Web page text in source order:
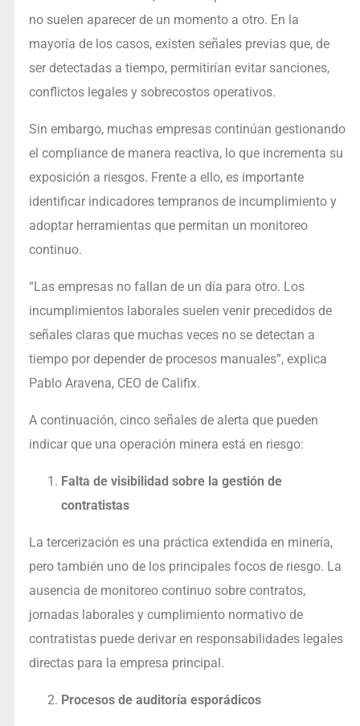
no suelen aparecer de un momento a otro. En la
mayoría de los casos, existen señales previas que, de
ser detectadas a tiempo, permitirían evitar sanciones,
conflictos legales y sobrecostos operativos.
Sin embargo, muchas empresas continúan gestionando
el compliance de manera reactiva, lo que incrementa su
exposición a riesgos. Frente a ello, es importante
identificar indicadores tempranos de incumplimiento y
adoptar herramientas que permitan un monitoreo
continuo.
“Las empresas no fallan de un día para otro. Los
incumplimientos laborales suelen venir precedidos de
señales claras que muchas veces no se detectan a
tiempo por depender de procesos manuales”, explica
Pablo Aravena, CEO de Califix.
A continuación, cinco señales de alerta que pueden
indicar que una operación minera está en riesgo:
Falta de visibilidad sobre la gestión de
contratistas
La tercerización es una práctica extendida en minería,
pero también uno de los principales focos de riesgo. La
ausencia de monitoreo continuo sobre contratos,
jornadas laborales y cumplimiento normativo de
contratistas puede derivar en responsabilidades legales
directas para la empresa principal.
Procesos de auditoría esporádicos